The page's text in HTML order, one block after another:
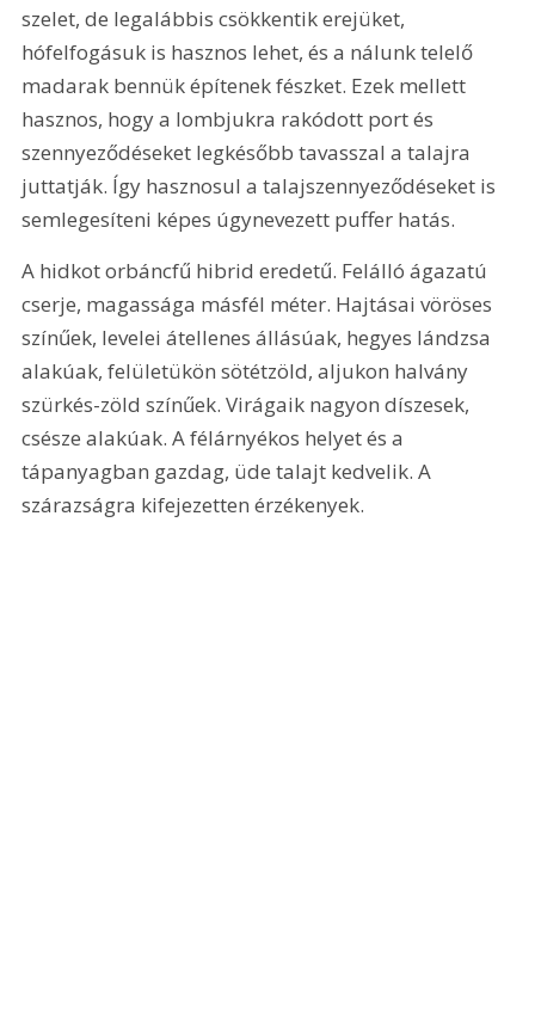
szelet, de legalábbis csökkentik erejüket,
hófelfogásuk is hasznos lehet, és a nálunk telelő
madarak bennük építenek fészket. Ezek mellett
hasznos, hogy a lombjukra rakódott port és
szennyeződéseket legkésőbb tavasszal a talajra
juttatják. Így hasznosul a talajszennyeződéseket is
semlegesíteni képes úgynevezett puffer hatás.
A hidkot orbáncfű hibrid eredetű. Felálló ágazatú
cserje, magassága másfél méter. Hajtásai vöröses
színűek, levelei átellenes állásúak, hegyes lándzsa
alakúak, felületükön sötétzöld, aljukon halvány
szürkés-zöld színűek. Virágaik nagyon díszesek,
csésze alakúak. A félárnyékos helyet és a
tápanyagban gazdag, üde talajt kedvelik. A
szárazságra kifejezetten érzékenyek.